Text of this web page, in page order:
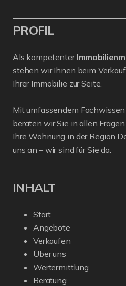
PROFIL
Als kompetenter
stehen wir Ihnen beim
Ihrer Immobilie zur Seite.
Mit umfassendem
beraten wir Sie in allen
Ihre Wohnung in der Region
uns an – wir sind für Sie da.
INHALT
Start
Angebote
Verkaufen
Über uns
Wertermittlung
Beratung